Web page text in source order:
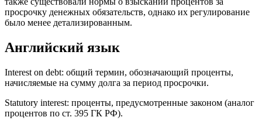
просрочку денежных обязательств, однако их регулирование
было менее детализированным.
Английский язык
Interest on debt: общий термин, обозначающий проценты,
начисляемые на сумму долга за период просрочки.
Statutory interest: проценты, предусмотренные законом (аналог
процентов по ст. 395 ГК РФ).